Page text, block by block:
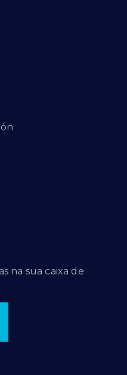
na sua caixa de